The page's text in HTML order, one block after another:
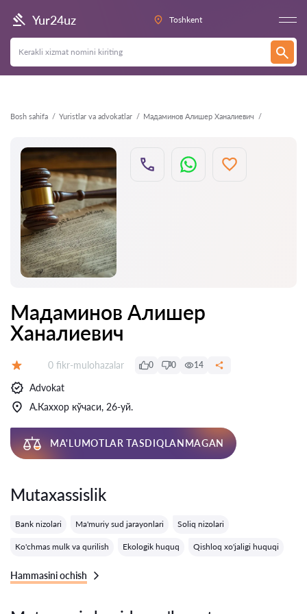
Yur24uz Toshkent
Bosh sahifa Yuristlar va advokatlar Мадаминов Алишер Ханалиевич
Orqaga
Мадаминов Алишер
Ханалиевич
Fikrlar:
0 fikr-mulohazalar 0 0 14
Advokat
А.Каххор кўчаси, 26-уй.
MA'LUMOTLAR TASDIQLANMAGAN
Mutaxassislik
Bank nizolari Ma'muriy sud jarayonlari Soliq nizolari
Ko'chmas mulk va qurilish Ekologik huquq Qishloq xo'jaligi huquqi
Hammasini ochish